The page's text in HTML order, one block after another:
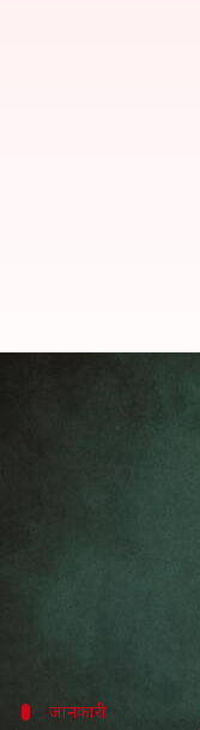
आमिर
आमिर रजा हुसैन
तेज-तर्रार और
उन्होंने 3 जून को
जानकारी